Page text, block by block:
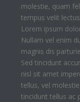
molestie, quam
tempus velit
Lorem ipsum
Nullam vel enim
magnis dis
Sed tincidunt
nisl sit amet
tellus, vel
tincidunt tellus ac